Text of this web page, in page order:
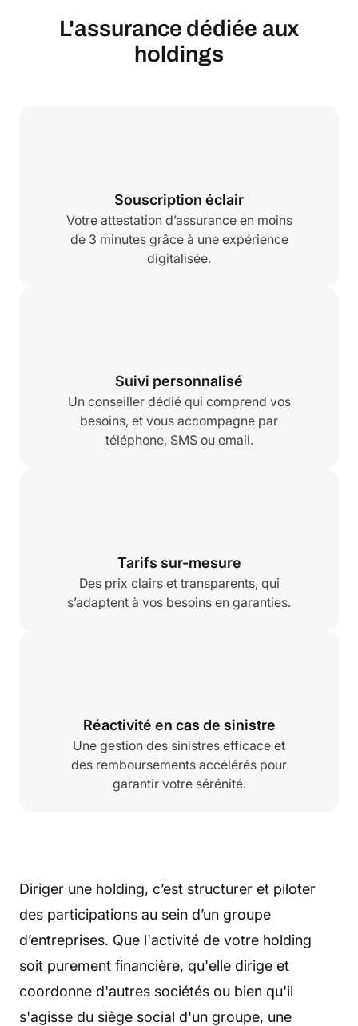
L'assurance dédiée aux
holdings
Souscription éclair
Votre attestation d’assurance en moins
de 3 minutes grâce à une expérience
digitalisée.
Suivi personnalisé
Un conseiller dédié qui comprend vos
besoins, et vous accompagne par
téléphone, SMS ou email.
Tarifs sur-mesure
Des prix clairs et transparents, qui
s’adaptent à vos besoins en garanties.
Réactivité en cas de sinistre
Une gestion des sinistres efficace et
des remboursements accélérés pour
garantir votre sérénité.
Diriger une holding, c’est structurer et piloter
des participations au sein d’un groupe
d’entreprises. Que l'activité de votre holding
soit purement financière, qu'elle dirige et
coordonne d'autres sociétés ou bien qu'il
s'agisse du siège social d'un groupe, une